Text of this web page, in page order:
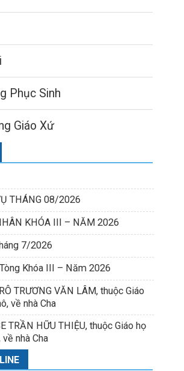
Phục Sinh
Giáo Xứ
THÁNG 08/2026
KHÓA III – NĂM 2026
7/2026
Khóa III – Năm 2026
TRƯƠNG VĂN LÂM, thuộc Giáo
về nhà Cha
TRẦN HỮU THIỆU, thuộc Giáo họ
về nhà Cha